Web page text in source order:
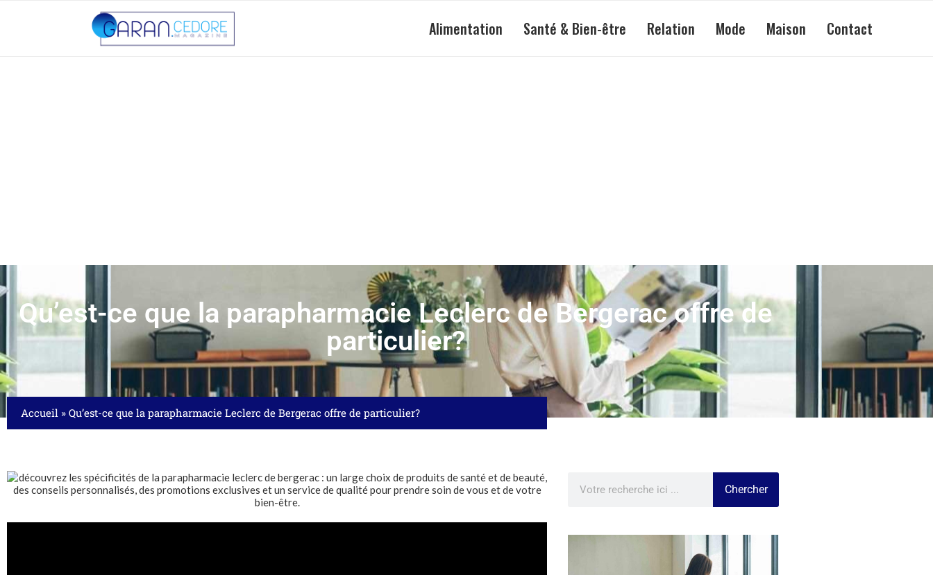
Alimentation Santé & Bien-être Relation Mode Maison Contact
Qu’est-ce que la parapharmacie Leclerc de Bergerac offre de
particulier?
Accueil » Qu’est-ce que la parapharmacie Leclerc de Bergerac offre de particulier?
Chercher